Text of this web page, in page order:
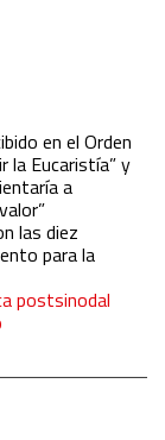
en el Orden
la Eucaristía” y
a
las diez
para la
postsinodal